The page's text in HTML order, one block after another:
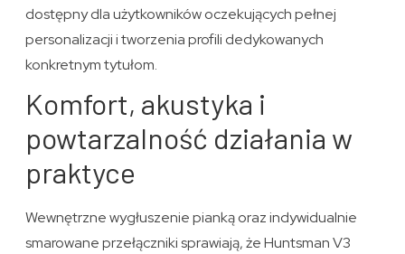
dostępny dla użytkowników oczekujących pełnej
personalizacji i tworzenia profili dedykowanych
konkretnym tytułom.
Komfort, akustyka i
powtarzalność działania w
praktyce
Wewnętrzne wygłuszenie pianką oraz indywidualnie
smarowane przełączniki sprawiają, że Huntsman V3